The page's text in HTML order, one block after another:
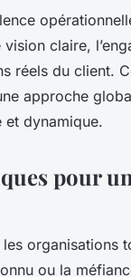
claire,
réels du client.
approche
et dynamique.
pour
organisations
ou la